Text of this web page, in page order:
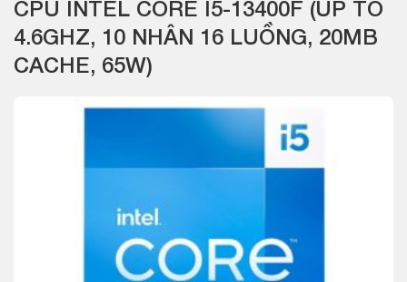
CPU INTEL CORE I5-13400F (UP TO
4.6GHZ, 10 NHÂN 16 LUỒNG, 20MB
CACHE, 65W)